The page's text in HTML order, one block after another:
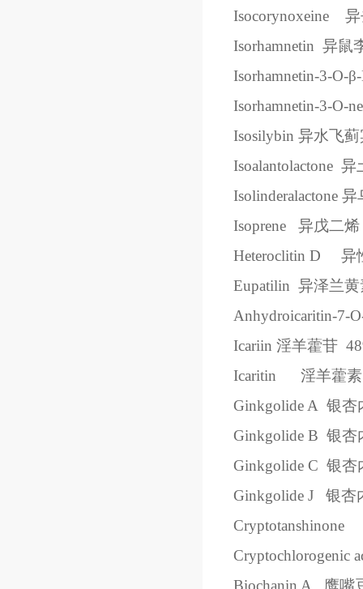
Isocorynoxeine
Isorhamnetin 异鼠
Isorhamnetin-3-O-β
Isorhamnetin-3-O-
Isosilybin 异水飞蓟
Isoalantolactone 异
Isolinderalactone 异
Isoprene
异戊二烯
Heteroclitin D
异
Eupatilin 异泽兰黄
Anhydroicaritin-7-
Icariin 淫羊藿苷
Icaritin
淫羊藿素
Ginkgolide A 银杏
Ginkgolide B 银杏
Ginkgolide C 银杏
Ginkgolide J
银杏
Cryptotanshinone
Cryptochlorogenic
Biochanin A
鹰嘴